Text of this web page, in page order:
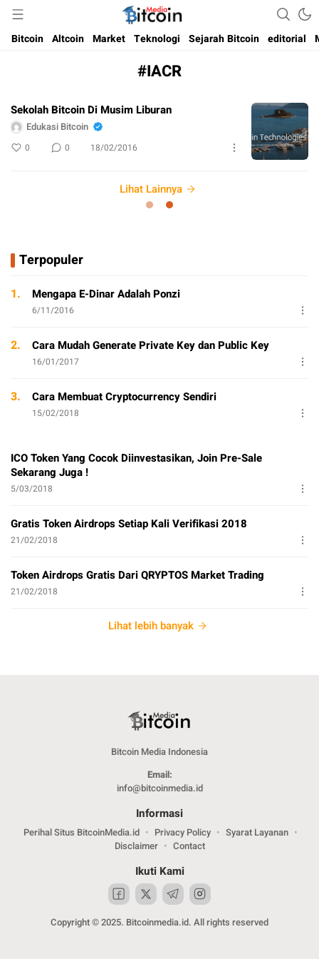
Bitcoin Media Indonesia
Media Bitcoin dan Cryptocurrency, dan Blockchain di Indonesia
Bitcoin Altcoin Market Teknologi Sejarah Bitcoin editorial
#IACR
Sekolah Bitcoin Di Musim Liburan
Edukasi Bitcoin
0 0 18/02/2016
Lihat Lainnya
Terpopuler
1. Mengapa E-Dinar Adalah Ponzi
6/11/2016
2. Cara Mudah Generate Private Key dan Public Key
16/01/2017
3. Cara Membuat Cryptocurrency Sendiri
15/02/2018
ICO Token Yang Cocok Diinvestasikan, Join Pre-Sale
Sekarang Juga !
5/03/2018
Gratis Token Airdrops Setiap Kali Verifikasi 2018
21/02/2018
Token Airdrops Gratis Dari QRYPTOS Market Trading
21/02/2018
Lihat lebih banyak
Bitcoin Media Indonesia
Email:
info@bitcoinmedia.id
Informasi
Perihal Situs BitcoinMedia.id Privacy Policy
Syarat Layanan
Disclaimer
Contact
Ikuti Kami
Copyright © 2025. Bitcoinmedia.id. All rights reserved